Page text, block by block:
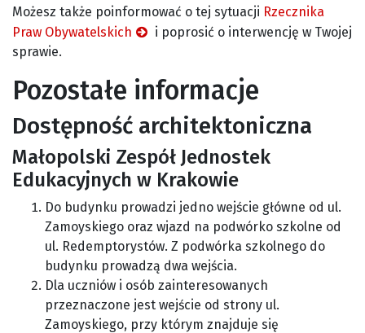
Możesz także poinformować o tej sytuacji Rzecznika
Praw Obywatelskich
i poprosić o interwencję w Twojej
sprawie.
Pozostałe informacje
Dostępność architektoniczna
Małopolski Zespół Jednostek
Edukacyjnych w Krakowie
Do budynku prowadzi jedno wejście główne od ul.
Zamoyskiego oraz wjazd na podwórko szkolne od
ul. Redemptorystów. Z podwórka szkolnego do
budynku prowadzą dwa wejścia.
Dla uczniów i osób zainteresowanych
przeznaczone jest wejście od strony ul.
Zamoyskiego, przy którym znajduje się